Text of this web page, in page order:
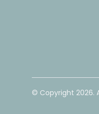
© Copyright 2026.